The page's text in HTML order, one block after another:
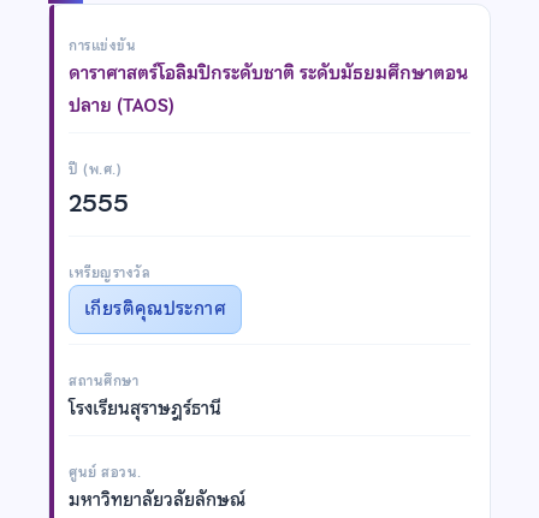
การแข่งขัน
ดาราศาสตร์โอลิมปิกระดับชาติ ระดับมัธยมศึกษาตอน
ปลาย (TAOS)
ปี (พ.ศ.)
2555
เหรียญรางวัล
เกียรติคุณประกาศ
สถานศึกษา
โรงเรียนสุราษฎร์ธานี
ศูนย์ สอวน.
มหาวิทยาลัยวลัยลักษณ์